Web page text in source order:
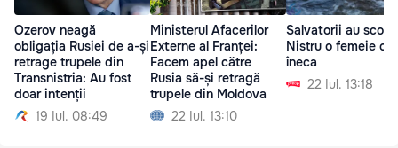
Ozerov neagă
obligația Rusiei de a-și
retrage trupele din
Transnistria: Au fost
doar intenții
19 Iul. 08:49
Ministerul Afacerilor
Externe al Franței:
Facem apel către
Rusia să-și retragă
trupele din Moldova
22 Iul. 13:10
Salvatorii au scos
Nistru o femeie
îneca
22 Iul. 13:18